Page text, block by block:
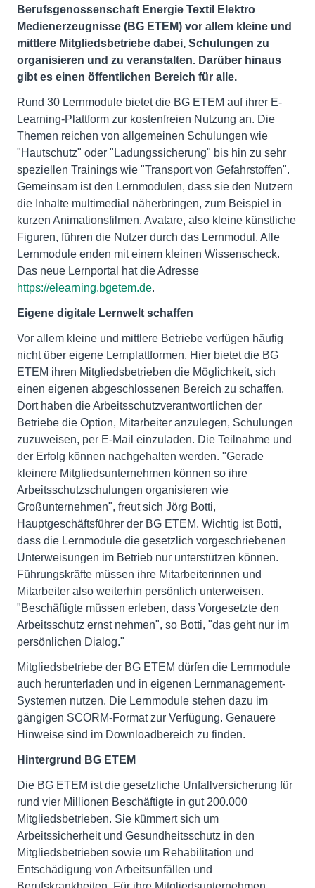
Berufsgenossenschaft Energie Textil Elektro
Medienerzeugnisse (BG ETEM) vor allem kleine und
mittlere Mitgliedsbetriebe dabei, Schulungen zu
organisieren und zu veranstalten. Darüber hinaus
gibt es einen öffentlichen Bereich für alle.
Rund 30 Lernmodule bietet die BG ETEM auf ihrer E-
Learning-Plattform zur kostenfreien Nutzung an. Die
Themen reichen von allgemeinen Schulungen wie
"Hautschutz" oder "Ladungssicherung" bis hin zu sehr
speziellen Trainings wie "Transport von Gefahrstoffen".
Gemeinsam ist den Lernmodulen, dass sie den Nutzern
die Inhalte multimedial näherbringen, zum Beispiel in
kurzen Animationsfilmen. Avatare, also kleine künstliche
Figuren, führen die Nutzer durch das Lernmodul. Alle
Lernmodule enden mit einem kleinen Wissenscheck.
Das neue Lernportal hat die Adresse
https://elearning.bgetem.de.
Eigene digitale Lernwelt schaffen
Vor allem kleine und mittlere Betriebe verfügen häufig
nicht über eigene Lernplattformen. Hier bietet die BG
ETEM ihren Mitgliedsbetrieben die Möglichkeit, sich
einen eigenen abgeschlossenen Bereich zu schaffen.
Dort haben die Arbeitsschutzverantwortlichen der
Betriebe die Option, Mitarbeiter anzulegen, Schulungen
zuzuweisen, per E-Mail einzuladen. Die Teilnahme und
der Erfolg können nachgehalten werden. "Gerade
kleinere Mitgliedsunternehmen können so ihre
Arbeitsschutzschulungen organisieren wie
Großunternehmen", freut sich Jörg Botti,
Hauptgeschäftsführer der BG ETEM. Wichtig ist Botti,
dass die Lernmodule die gesetzlich vorgeschriebenen
Unterweisungen im Betrieb nur unterstützen können.
Führungskräfte müssen ihre Mitarbeiterinnen und
Mitarbeiter also weiterhin persönlich unterweisen.
"Beschäftigte müssen erleben, dass Vorgesetzte den
Arbeitsschutz ernst nehmen", so Botti, "das geht nur im
persönlichen Dialog."
Mitgliedsbetriebe der BG ETEM dürfen die Lernmodule
auch herunterladen und in eigenen Lernmanagement-
Systemen nutzen. Die Lernmodule stehen dazu im
gängigen SCORM-Format zur Verfügung. Genauere
Hinweise sind im Downloadbereich zu finden.
Hintergrund BG ETEM
Die BG ETEM ist die gesetzliche Unfallversicherung für
rund vier Millionen Beschäftigte in gut 200.000
Mitgliedsbetrieben. Sie kümmert sich um
Arbeitssicherheit und Gesundheitsschutz in den
Mitgliedsbetrieben sowie um Rehabilitation und
Entschädigung von Arbeitsunfällen und